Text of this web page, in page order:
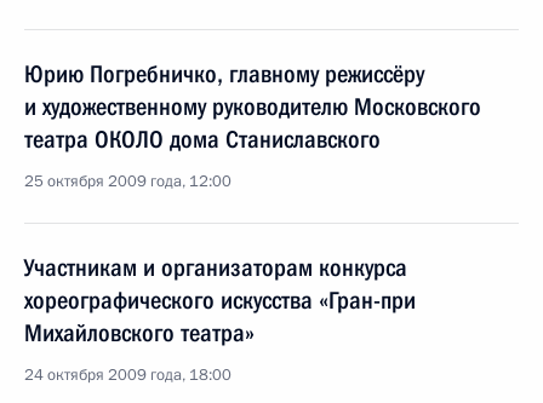
Юрию Погребничко, главному режиссёру
и художественному руководителю Московского
театра ОКОЛО дома Станиславского
25 октября 2009 года, 12:00
Участникам и организаторам конкурса
хореографического искусства «Гран-при
Михайловского театра»
24 октября 2009 года, 18:00